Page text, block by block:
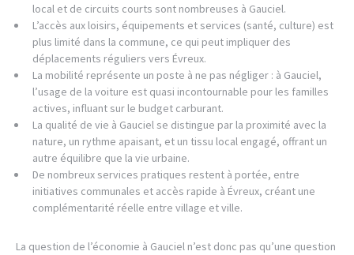
local et de circuits courts sont nombreuses à Gauciel.
L’accès aux loisirs, équipements et services (santé, culture) est
plus limité dans la commune, ce qui peut impliquer des
déplacements réguliers vers Évreux.
La mobilité représente un poste à ne pas négliger : à Gauciel,
l’usage de la voiture est quasi incontournable pour les familles
actives, influant sur le budget carburant.
La qualité de vie à Gauciel se distingue par la proximité avec la
nature, un rythme apaisant, et un tissu local engagé, offrant un
autre équilibre que la vie urbaine.
De nombreux services pratiques restent à portée, entre
initiatives communales et accès rapide à Évreux, créant une
complémentarité réelle entre village et ville.
La question de l’économie à Gauciel n’est donc pas qu’une question